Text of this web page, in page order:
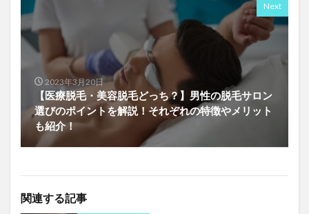
Next
2023年3月20日
【医療脱毛・美容脱毛どっち？】男性の脱毛サロン
選びのポイントを解説！それぞれの特徴やメリット
も紹介！
関連する記事